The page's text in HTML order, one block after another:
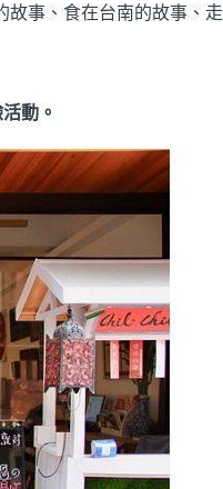
事、食在台南的故事、
動。